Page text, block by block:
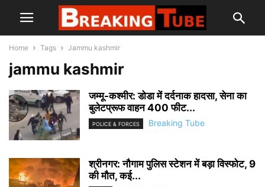
Home Tags Jammu kashmir
jammu kashmir
जम्मू-कश्मीर: डोडा में दर्दनाक हादसा, सेना का
बुलेटप्रूफ वाहन 400 फीट...
POLICE & FORCES Breaking Tube
श्रीनगर: नौगाम पुलिस स्टेशन में बड़ा विस्फोट, 9
की मौत, कई...